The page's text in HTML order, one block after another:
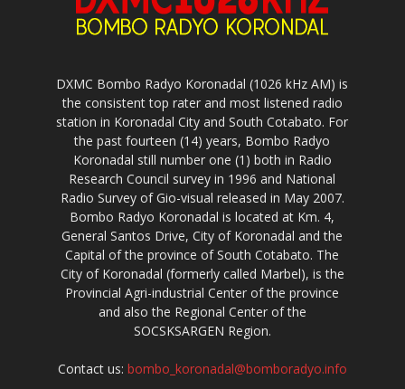
DXMC Bombo Radyo Koronadal (1026 kHz AM) is
the consistent top rater and most listened radio
station in Koronadal City and South Cotabato. For
the past fourteen (14) years, Bombo Radyo
Koronadal still number one (1) both in Radio
Research Council survey in 1996 and National
Radio Survey of Gio-visual released in May 2007.
Bombo Radyo Koronadal is located at Km. 4,
General Santos Drive, City of Koronadal and the
Capital of the province of South Cotabato. The
City of Koronadal (formerly called Marbel), is the
Provincial Agri-industrial Center of the province
and also the Regional Center of the
SOCSKSARGEN Region.
Contact us: bombo_koronadal@bomboradyo.info